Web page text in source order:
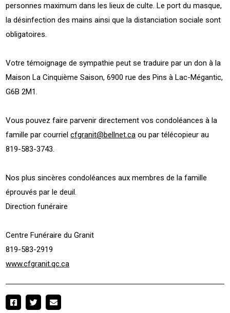
personnes maximum dans les lieux de culte. Le port du masque,
la désinfection des mains ainsi que la distanciation sociale sont
obligatoires.
Votre témoignage de sympathie peut se traduire par un don à la
Maison La Cinquième Saison, 6900 rue des Pins à Lac-Mégantic,
G6B 2M1.
Vous pouvez faire parvenir directement vos condoléances à la
famille par courrielcfgranit@bellnet.ca ou par télécopieur au
819-583-3743.
Nos plus sincères condoléances aux membres de la famille
éprouvés par le deuil.
Direction funéraire
Centre Funéraire du Granit
819-583-2919
www.cfgranit.qc.ca